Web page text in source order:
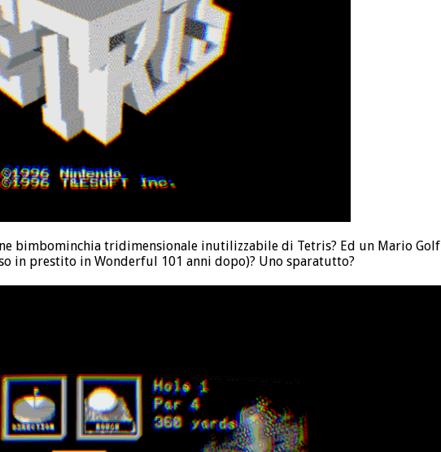
bimbominchia tridimensionale inutilizzabile di Tetris? Ed un Mario Golf
in prestito in Wonderful 101 anni dopo)? Uno sparatutto?